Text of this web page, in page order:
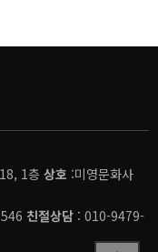
1층 상호 :미영문화사
친절상담 : 010-9479-